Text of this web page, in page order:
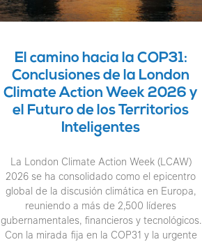
El camino hacia la COP31:
Conclusiones de la London
Climate Action Week 2026 y
el Futuro de los Territorios
Inteligentes
La London Climate Action Week (LCAW)
2026 se ha consolidado como el epicentro
global de la discusión climática en Europa,
reuniendo a más de 2,500 líderes
gubernamentales, financieros y tecnológicos.
Con la mirada fija en la COP31 y la urgente